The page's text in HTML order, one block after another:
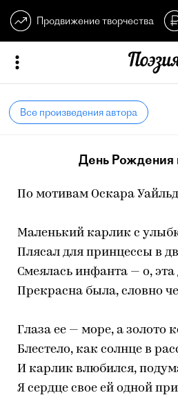
Продвижение творчества
Все произведения автора
День Рождения
По мотивам Оскара
Маленький карлик с
Плясал для принцессы в
Смеялась инфанта — о, эта
Прекрасна была, словно
Глаза ее — море, а золото
Блестело, как солнце в
И карлик влюбился,
Я сердце свое ей одной